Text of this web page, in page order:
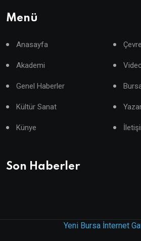
Menü
Anasayfa Çevre
Akademi
Genel Haberler
Kültür Sanat
Künye
Son Haberler
Yeni Bursa İnternet